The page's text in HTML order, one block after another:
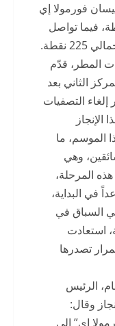
فورمولا إي
الفرق برصيد 172 نقطة، فيما تواصل
نقطة.
المطر، قدّم
الثاني بعد
التصفيات
الموسم، ما
وهي
المرحلة،
في البداية،
السباق في
استعادت
تصدرها
الرئيس
وقال:
إي” إلى